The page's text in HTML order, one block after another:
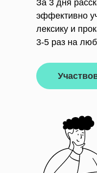
За 3 дня
эффективно
лексику и
3-5 раз на